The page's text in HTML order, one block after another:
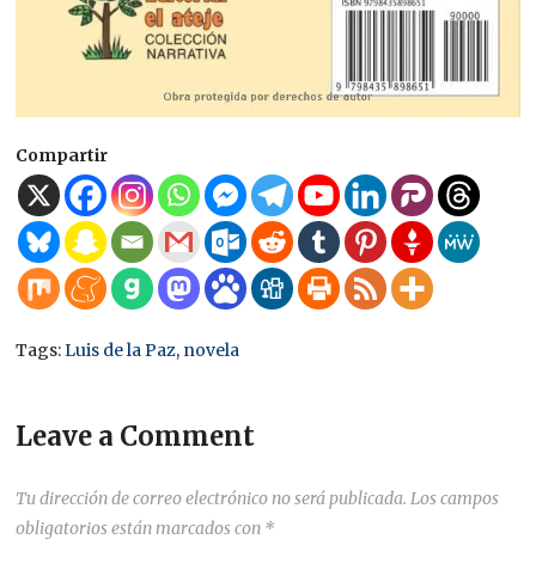
Compartir
Tags:Luis de la Paz, novela
Leave a Comment
Tu dirección de correo electrónico no será publicada. Los campos
obligatorios están marcados con *